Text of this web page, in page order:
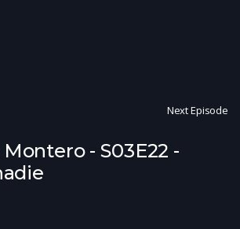
Next Episode
- S03E22 -